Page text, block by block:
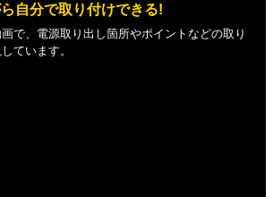
自分で取り付けできる!
で、電源取り出し箇所やポイントなどの取り
ています。